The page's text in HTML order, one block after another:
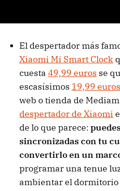
El despertador más
Xiaomi Mi Smart Clock
cuesta 49,99 euros se
escasísimos 19,99 euros
web o tienda de
despertador de Xiaomi
de lo que parece:
sincronizadas con tu
convertirlo en un
programar una tenue
ambientar el dormitorio